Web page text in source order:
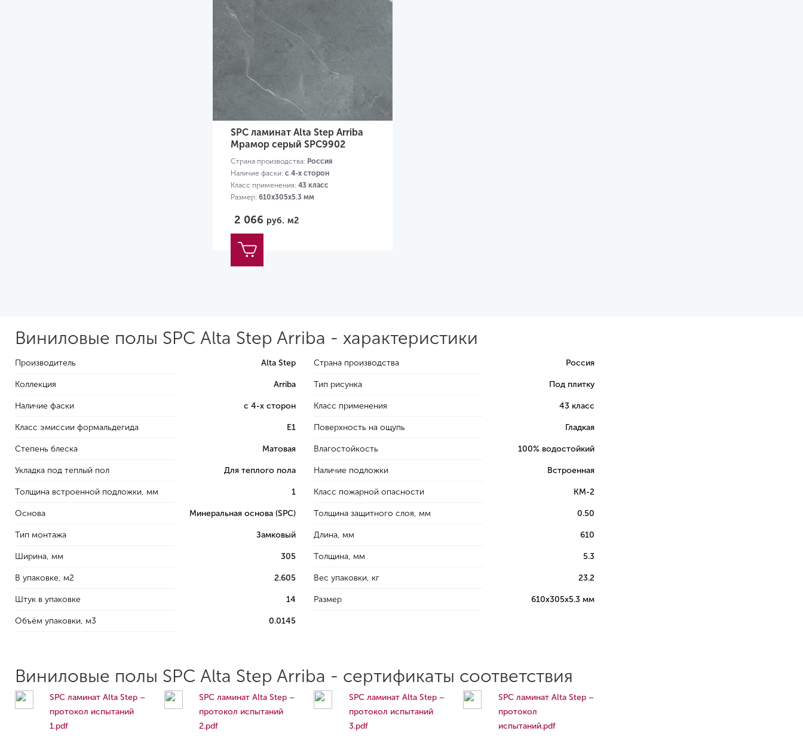
SPC ламинат Alta Step Arriba
Мрамор серый SPC9902
Страна производства: Россия
Наличие фаски: с 4-х сторон
Класс применения: 43 класс
Размер: 610х305х5.3 мм
2 066 руб. м2
Виниловые полы SPC Alta Step Arriba - характеристики
Производитель Alta Step
Коллекция Arriba
Наличие фаски с 4-х сторон
Класс эмиссии формальдегида E1
Степень блеска Матовая
Укладка под теплый пол Для теплого пола
Толщина встроенной подложки, мм 1
Основа Минеральная основа (SPC)
Тип монтажа Замковый
Ширина, мм 305
В упаковке, м2 2.605
Штук в упаковке 14
Объём упаковки, м3 0.0145
Страна производства Россия
Тип рисунка Под плитку
Класс применения 43 класс
Поверхность на ощупь Гладкая
Влагостойкость 100% водостойкий
Наличие подложки Встроенная
Класс пожарной опасности КМ-2
Толщина защитного слоя, мм 0.50
Длина, мм 610
Толщина, мм 5.3
Вес упаковки, кг 23.2
Размер 610х305х5.3 мм
Виниловые полы SPC Alta Step Arriba - сертификаты соответствия
SPC ламинат Alta Step –
протокол испытаний
1.pdf
SPC ламинат Alta Step –
протокол испытаний
2.pdf
SPC ламинат Alta Step –
протокол испытаний
3.pdf
SPC ламинат Alta Step –
протокол
испытаний.pdf